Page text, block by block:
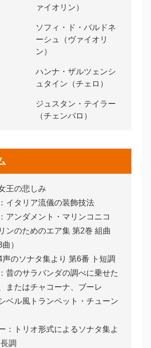
ァイオリン）
ソフィ・ド・バルドネ
ーシュ（ヴァイオリ
ン）
ハンナ・ザルツェンシ
ュタイン（チェロ）
ジュスタン・テイラー
（チェンバロ）
王の悲しみ
イタリア流儀の装飾技法
アンダメント・マリンコニコ
ンのためのエア集 第2巻 組曲
）
のソナタ集より 第6番 ト短調
昔のサラバンダの調べに乗せた
またはチャコーナ、ブーレ
ベル風トランペット・チューン
：トリオ形式によるソナタ集よ
調